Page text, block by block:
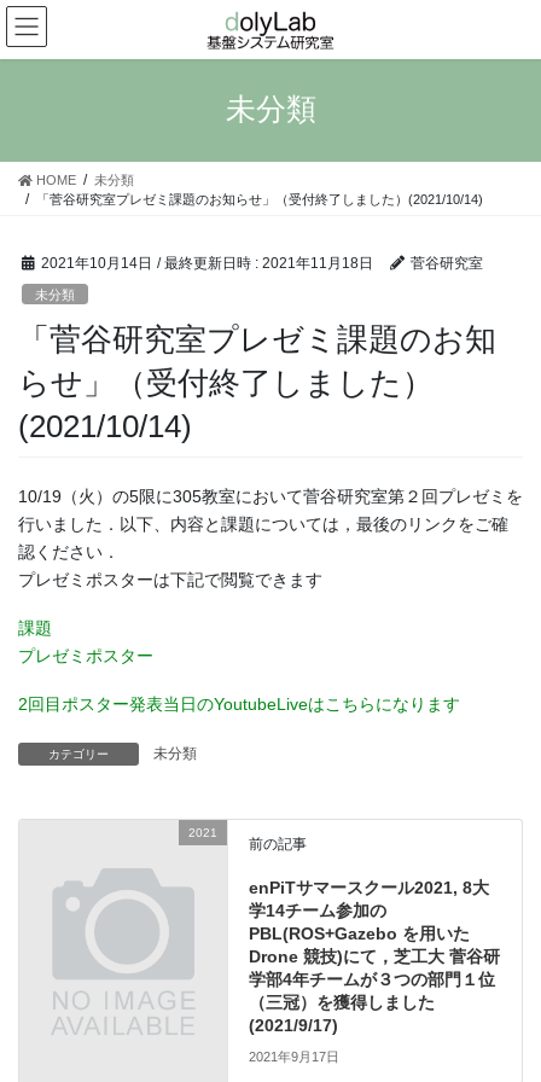
コ
ン
テ
ス
ナ
ビ
ゲ
ン
未分類
HOME
未分類
「菅谷研究室プレゼミ課題のお知らせ」（受付終了しました）(2021/10/14)
2021年10月14日 / 最終更新日時 : 2021年11月18日 菅谷研究室
未分類
「菅谷研究室プレゼミ課題のお知
らせ」（受付終了しました）
(2021/10/14)
10/19（火）の5限に305教室において菅谷研究室第２回プレゼミを
行いました．以下、内容と課題については，最後のリンクをご確
認ください．
プレゼミポスターは下記で閲覧できます
課題
プレゼミポスター
2回目ポスター発表当日のYoutubeLiveはこちらになります
カテゴリー 未分類
2021
前の記事
enPiTサマースクール2021, 8大
学14チーム参加の
PBL(ROS+Gazebo を用いた
Drone 競技)にて，芝工大 菅谷研
学部4年チームが３つの部門１位
（三冠）を獲得しました
(2021/9/17)
2021年9月17日